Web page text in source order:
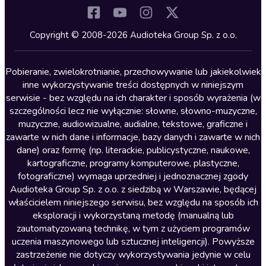
Kryminały
Lektury szkolne
Literatura anglojęzyczna
Literatura faktu
Literatura obyczajowa
Literatura piękna obca
Literatura piękna polska
Nagrania relaksacyjne
Nauka języków
Nauki humanistyczne
Podcasty i audycje
Polityka
Copyright © 2008-2026 Audioteka Group Sp. z o.o.
Pobieranie, zwielokrotnianie, przechowywanie lub jakiekolwiek
inne wykorzystywanie treści dostępnych w niniejszym
serwisie - bez względu na ich charakter i sposób wyrażenia (w
szczególności lecz nie wyłącznie: słowne, słowno-muzyczne,
muzyczne, audiowizualne, audialne, tekstowe, graficzne i
zawarte w nich dane i informacje, bazy danych i zawarte w nich
dane) oraz formę (np. literackie, publicystyczne, naukowe,
kartograficzne, programy komputerowe, plastyczne,
fotograficzne) wymaga uprzedniej i jednoznacznej zgody
Audioteka Group Sp. z o.o. z siedzibą w Warszawie, będącej
właścicielem niniejszego serwisu, bez względu na sposób ich
eksploracji i wykorzystaną metodę (manualną lub
zautomatyzowaną technikę, w tym z użyciem programów
uczenia maszynowego lub sztucznej inteligencji). Powyższe
zastrzeżenie nie dotyczy wykorzystywania jedynie w celu